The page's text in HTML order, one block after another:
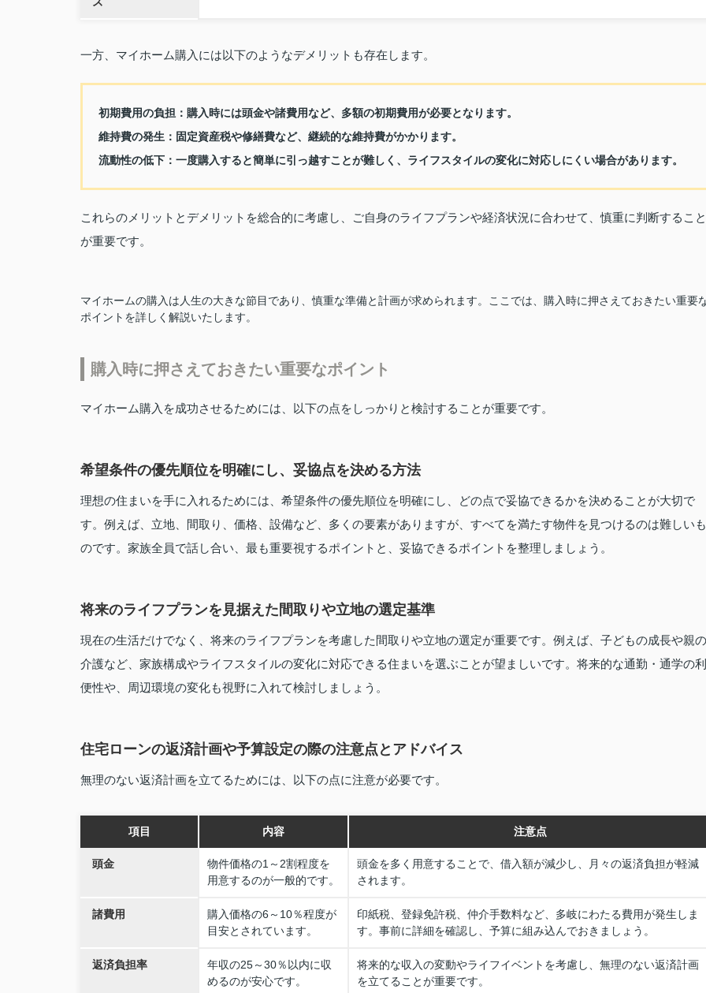
一方、マイホーム購入には以下のようなデメリットも存在します。
初期費用の負担： 購入時には頭金や諸費用など、多額の初期費用が必要となります。
維持費の発生： 固定資産税や修繕費など、継続的な維持費がかかります。
流動性の低下： 一度購入すると簡単に引っ越すことが難しく、ライフスタイルの変化に対応しにくい場合があります。
これらのメリットとデメリットを総合的に考慮し、ご自身のライフプランや経済状況に合わせて、慎重に判断すること
が重要です。
マイホームの購入は人生の大きな節目であり、慎重な準備と計画が求められます。ここでは、購入時に押さえておきたい重要
ポイントを詳しく解説いたします。
購入時に押さえておきたい重要なポイント
マイホーム購入を成功させるためには、以下の点をしっかりと検討することが重要です。
希望条件の優先順位を明確にし、妥協点を決める方法
理想の住まいを手に入れるためには、希望条件の優先順位を明確にし、どの点で妥協できるかを決めることが大切で
す。例えば、立地、間取り、価格、設備など、多くの要素がありますが、すべてを満たす物件を見つけるのは難しいも
のです。家族全員で話し合い、最も重要視するポイントと、妥協できるポイントを整理しましょう。
将来のライフプランを見据えた間取りや立地の選定基準
現在の生活だけでなく、将来のライフプランを考慮した間取りや立地の選定が重要です。例えば、子どもの成長や親の
介護など、家族構成やライフスタイルの変化に対応できる住まいを選ぶことが望ましいです。将来的な通勤・通学の利
便性や、周辺環境の変化も視野に入れて検討しましょう。
住宅ローンの返済計画や予算設定の際の注意点とアドバイス
無理のない返済計画を立てるためには、以下の点に注意が必要です。
項目 内容 注意点
頭金
物件価格の1～2割程度を
用意するのが一般的です。
頭金を多く用意することで、借入額が減少し、月々の返済負担が軽減
されます。
諸費用
購入価格の6～10％程度が
目安とされています。
印紙税、登録免許税、仲介手数料など、多岐にわたる費用が発生しま
す。事前に詳細を確認し、予算に組み込んでおきましょう。
返済負担率
年収の25～30％以内に収
めるのが安心です。
将来的な収入の変動やライフイベントを考慮し、無理のない返済計画
を立てることが重要です。